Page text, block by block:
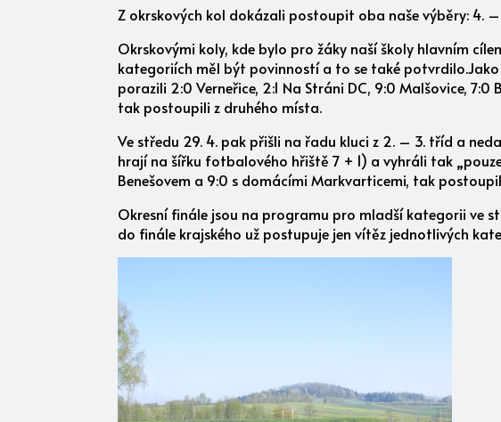
Z okrskových kol dokázali postoupit oba naše výběry:
Okrskovými koly, kde bylo pro žáky naší školy hlavním
kategoriích měl být povinností a to se také potvrdilo.Jako
porazili 2:0 Verneřice, 2:1 Na Stráni DC, 9:0 Malšovice,
tak postoupili z druhého místa.
Ve středu 29. 4. pak přišli na řadu kluci z 2. – 3. tříd a
hrají na šířku fotbalového hřiště 7 + 1) a vyhráli tak
Benešovem a 9:0 s domácími Markvarticemi, tak
Okresní finále jsou na programu pro mladší kategorii ve
do finále krajského už postupuje jen vítěz jednotlivých